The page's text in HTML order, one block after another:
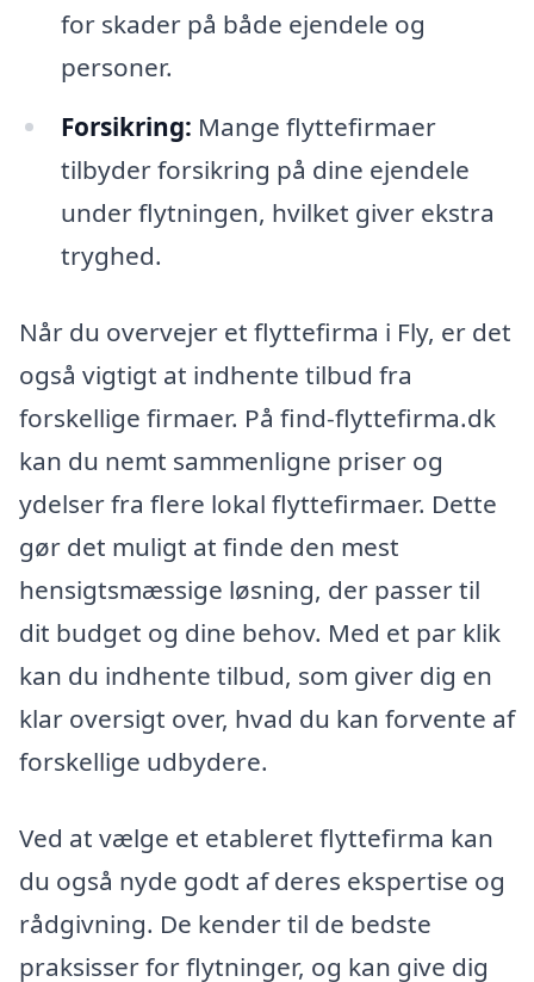
for skader på både ejendele og
personer.
Forsikring: Mange flyttefirmaer
tilbyder forsikring på dine ejendele
under flytningen, hvilket giver ekstra
tryghed.
Når du overvejer et flyttefirma i Fly, er det
også vigtigt at indhente tilbud fra
forskellige firmaer. På find-flyttefirma.dk
kan du nemt sammenligne priser og
ydelser fra flere lokal flyttefirmaer. Dette
gør det muligt at finde den mest
hensigtsmæssige løsning, der passer til
dit budget og dine behov. Med et par klik
kan du indhente tilbud, som giver dig en
klar oversigt over, hvad du kan forvente af
forskellige udbydere.
Ved at vælge et etableret flyttefirma kan
du også nyde godt af deres ekspertise og
rådgivning. De kender til de bedste
praksisser for flytninger, og kan give dig